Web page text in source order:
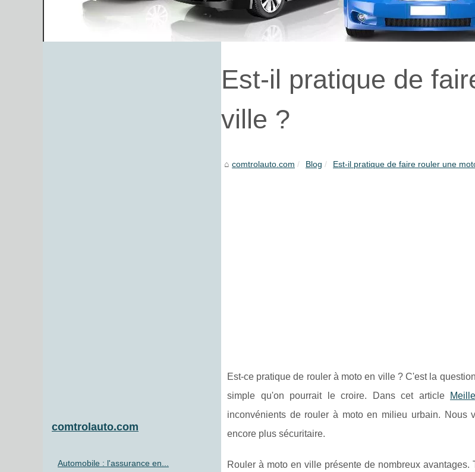
Est-il pratique de
ville ?
comtrolauto.com Blog Est-il pratique de faire rouler une
Est-ce pratique de rouler à moto en ville ? C'est la
simple qu'on pourrait le croire. Dans cet article
inconvénients de rouler à moto en milieu urbain. Nous
encore plus sécuritaire.
Rouler à moto en ville présente de nombreux
comtrolauto.com
Automobile : l'assurance en...